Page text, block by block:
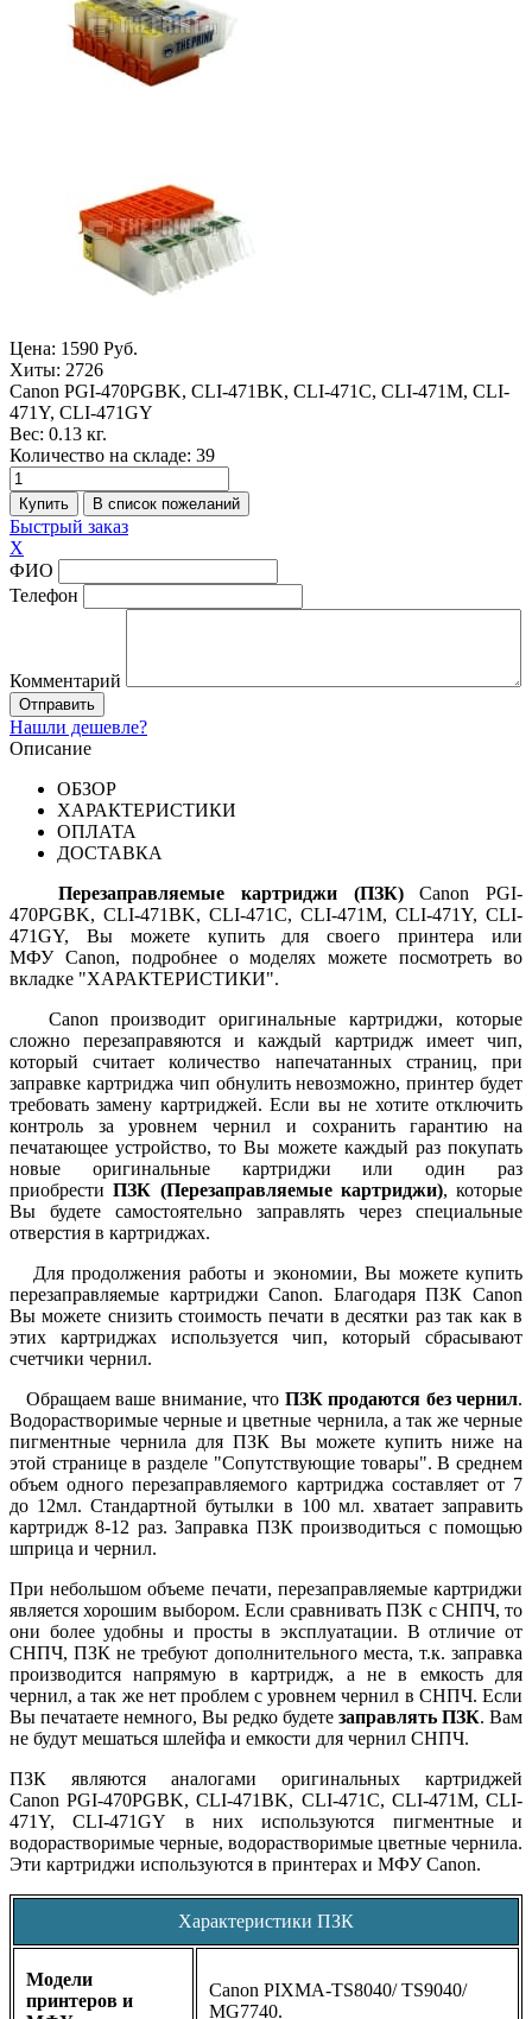
Цена: 1590 Руб.
Хиты: 2726
Canon PGI-470PGBK, CLI-471BK, CLI-471C, CLI-471M, CLI-
471Y, CLI-471GY
Вес: 0.13 кг.
Количество на складе: 39
Быстрый заказ
X
ФИО
Телефон
Комментарий
Нашли дешевле?
Описание
ОБЗОР
ХАРАКТЕРИСТИКИ
ОПЛАТА
ДОСТАВКА
Перезаправляемые картриджи (ПЗК)Canon PGI-
470PGBK, CLI-471BK, CLI-471C, CLI-471M, CLI-471Y, CLI-
471GY, Вы можете купить для своего принтера или
МФУCanon, подробнее о моделях можете посмотреть во
вкладке "ХАРАКТЕРИСТИКИ".
Canon производит оригинальные картриджи, которые
сложно перезаправяются и каждый картридж имеет чип,
который считает количество напечатанных страниц, при
заправке картриджа чип обнулить невозможно, принтер будет
требовать замену картриджей. Если вы не хотите отключить
контроль за уровнем чернил и сохранить гарантию на
печатающее устройство, то Вы можете каждый раз покупать
новые оригинальные картриджи или один раз
приобрести ПЗК (Перезаправляемые картриджи), которые
Вы будете самостоятельно заправлять через специальные
отверстия в картриджах.
Для продолжения работы и экономии, Вы можете купить
перезаправляемые картриджи Canon. Благодаря ПЗК Canon
Вы можете снизить стоимость печати в десятки раз так как в
этих картриджах используется чип, который сбрасывают
счетчики чернил.
Обращаем ваше внимание, что ПЗК продаются без чернил.
Водорастворимые черные и цветные чернила, а так же черные
пигментные чернила для ПЗК Вы можете купить ниже на
этой странице в разделе "Сопутствующие товары". В среднем
объем одного перезаправляемого картриджа составляет от 7
до 12мл. Стандартной бутылки в 100 мл. хватает заправить
картридж 8-12 раз. Заправка ПЗК производиться с помощью
шприца и чернил.
При небольшом объеме печати, перезаправляемые картриджи
является хорошим выбором. Если сравнивать ПЗК с СНПЧ, то
они более удобны и просты в эксплуатации. В отличие от
СНПЧ, ПЗК не требуют дополнительного места, т.к. заправка
производится напрямую в картридж, а не в емкость для
чернил, а так же нет проблем с уровнем чернил в СНПЧ. Если
Вы печатаете немного, Вы редко будете заправлять ПЗК. Вам
не будут мешаться шлейфа и емкости для чернил СНПЧ.
ПЗК являются аналогами оригинальных картриджей
Canon PGI-470PGBK, CLI-471BK, CLI-471C, CLI-471M, CLI-
471Y, CLI-471GY в них используются пигментные и
водорастворимые черные, водорастворимые цветные чернила.
Эти картриджи используются в принтерах и МФУCanon.
Характеристики ПЗК
Модели
принтеров и
Canon PIXMA-TS8040/ TS9040/
MG7740.